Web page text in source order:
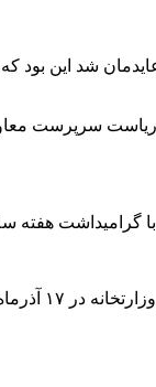
سرپرست
گرامیداشت
محمدرضا